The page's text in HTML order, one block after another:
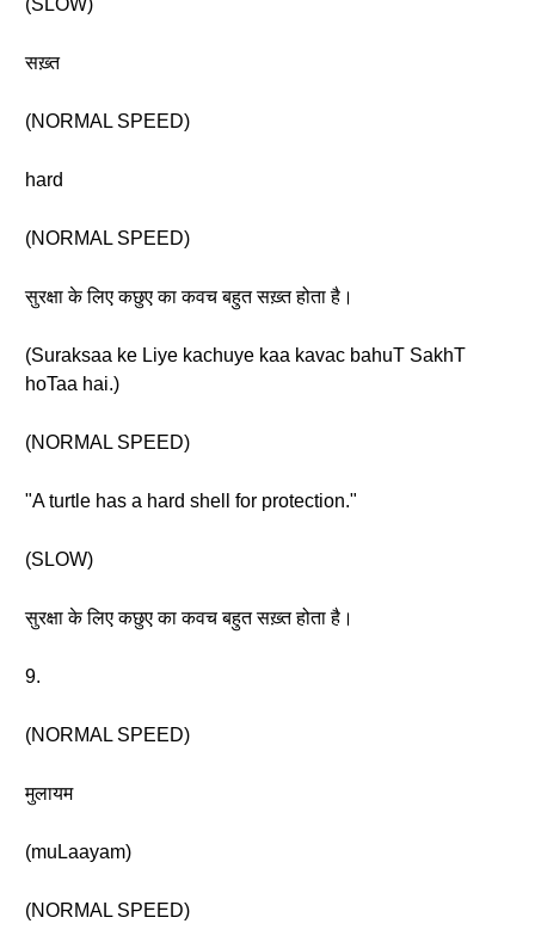
(SLOW)
सख़्त
(NORMAL SPEED)
hard
(NORMAL SPEED)
सुरक्षा के लिए कछुए का कवच बहुत सख़्त होता है।
(Suraksaa ke Liye kachuye kaa kavac bahuT SakhT
hoTaa hai.)
(NORMAL SPEED)
"A turtle has a hard shell for protection."
(SLOW)
सुरक्षा के लिए कछुए का कवच बहुत सख़्त होता है।
9.
(NORMAL SPEED)
मुलायम
(muLaayam)
(NORMAL SPEED)